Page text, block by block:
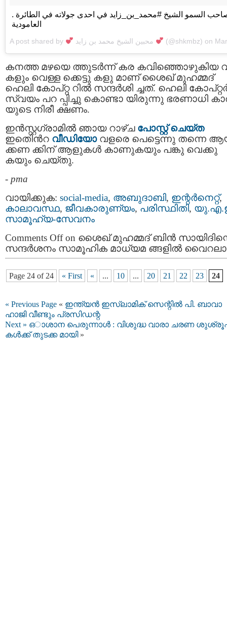
العامودية
A post shared by (@shkmbz) on Mar 26, 2017 at
കനത്ത മഴയെ ത്തുടര്‍ന്ന് കര കവിഞ്ഞൊഴുകിയ
കളും വെള്ള ക്കെട്ടു കളു മാണ് ശൈഖ് മുഹമ്മദ്
ഹെലി കോപ്റ്റ റില്‍ സന്ദര്‍ശി ച്ചത്. ഹെലി
സ്വയം പറ പ്പിച്ചു കൊണ്ടാ യിരുന്നു ഭരണാധി
യുടെ നിരീ ക്ഷണം.
ഇൻസ്റ്റഗ്രാമിൽ ഞായ റാഴ്ച പോസ്റ്റ് ചെയ്ത
ഇതിെൻറ വീഡിയോവളരെ പെട്ടെന്നു തന്നെ
ക്കണ ക്കിന് ആളുകള്‍ കാണുകയും പങ്കു വെക്കു
കയും ചെയ്തു.
- pma
വായിക്കുക: social-media, അബുദാബി, ഇന്റര്‍നെറ്റ്‌,
കാലാവസ്ഥ, ജീവകാരുണ്യം, പരിസ്ഥിതി,
സാമൂഹ്യ-സേവനം
Comments Offon ശൈഖ് മുഹമ്മദ് ബിന്‍
സന്ദര്‍ശനം സാമൂഹിക മാധ്യമ ങ്ങളില്‍
Page 24 of 24 « First « ... 10 ... 20 21 22 23 24
« Previous Page « ഇന്ത്യൻ ഇസ്‌ലാമിക് സെന്റില്‍ പി. ബാവാ
ഹാജി വീണ്ടും പ്രസിഡന്റ
Next » ഒാശാന പെരുന്നാൾ : വിശുദ്ധ വാരാ ചരണ
കള്‍ക്ക് തുടക്ക മായി»